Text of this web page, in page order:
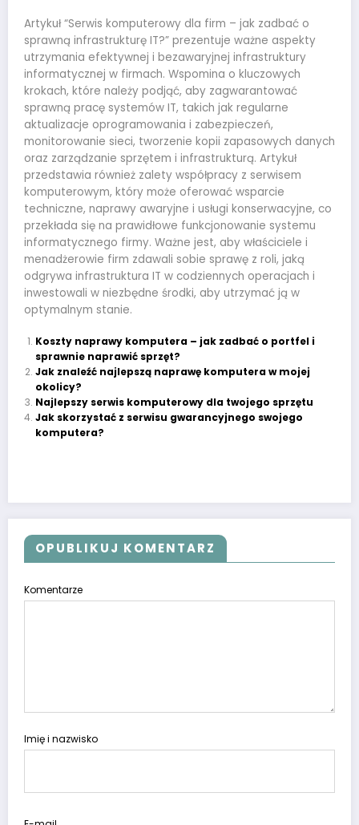
Artykuł “Serwis komputerowy dla firm – jak zadbać o
sprawną infrastrukturę IT?” prezentuje ważne aspekty
utrzymania efektywnej i bezawaryjnej infrastruktury
informatycznej w firmach. Wspomina o kluczowych
krokach, które należy podjąć, aby zagwarantować
sprawną pracę systemów IT, takich jak regularne
aktualizacje oprogramowania i zabezpieczeń,
monitorowanie sieci, tworzenie kopii zapasowych danych
oraz zarządzanie sprzętem i infrastrukturą. Artykuł
przedstawia również zalety współpracy z serwisem
komputerowym, który może oferować wsparcie
techniczne, naprawy awaryjne i usługi konserwacyjne, co
przekłada się na prawidłowe funkcjonowanie systemu
informatycznego firmy. Ważne jest, aby właściciele i
menadżerowie firm zdawali sobie sprawę z roli, jaką
odgrywa infrastruktura IT w codziennych operacjach i
inwestowali w niezbędne środki, aby utrzymać ją w
optymalnym stanie.
Koszty naprawy komputera – jak zadbać o portfel i
sprawnie naprawić sprzęt?
Jak znaleźć najlepszą naprawę komputera w mojej
okolicy?
Najlepszy serwis komputerowy dla twojego sprzętu
Jak skorzystać z serwisu gwarancyjnego swojego
komputera?
OPUBLIKUJ KOMENTARZ
Komentarze
Imię i nazwisko